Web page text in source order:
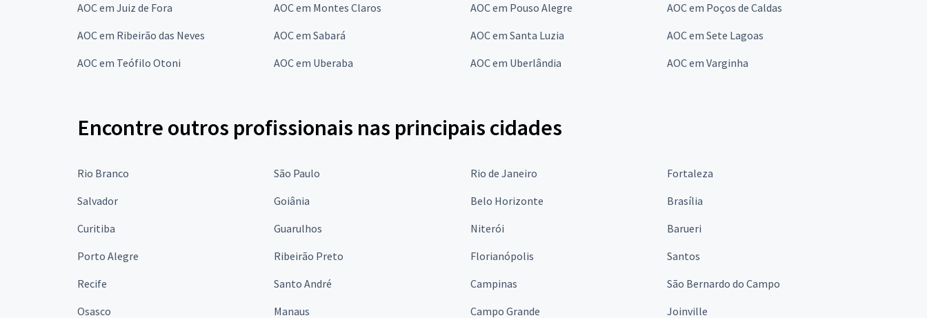
AOC em Juiz de Fora
AOC em Montes Claros AOC em Pouso Alegre
AOC em Poços de Caldas
AOC em Ribeirão das Neves
AOC em Sabará AOC em Santa Luzia
AOC em Sete Lagoas
AOC em Teófilo Otoni
AOC em Uberaba AOC em Uberlândia AOC em Varginha
Encontre outros profissionais nas principais cidades
Rio Branco São Paulo Rio de Janeiro
Fortaleza
Salvador
Goiânia Belo Horizonte
Brasília
Curitiba
Guarulhos Niterói
Barueri
Porto Alegre
Ribeirão Preto Florianópolis
Santos
Recife
Santo André Campinas
São Bernardo do Campo
Osasco
Manaus Campo Grande Joinville